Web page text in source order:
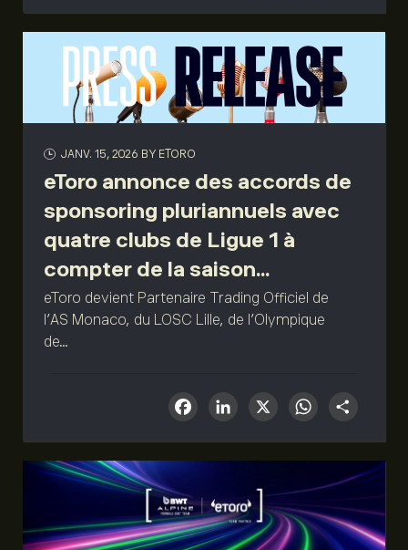
JANV. 15, 2026 BY ETORO
eToro annonce des accords de
sponsoring pluriannuels avec
quatre clubs de Ligue 1 à
compter de la saison...
eToro devient Partenaire Trading Officiel de
l’AS Monaco, du LOSC Lille, de l’Olympique
de...
Facebook
LinkedIn
X